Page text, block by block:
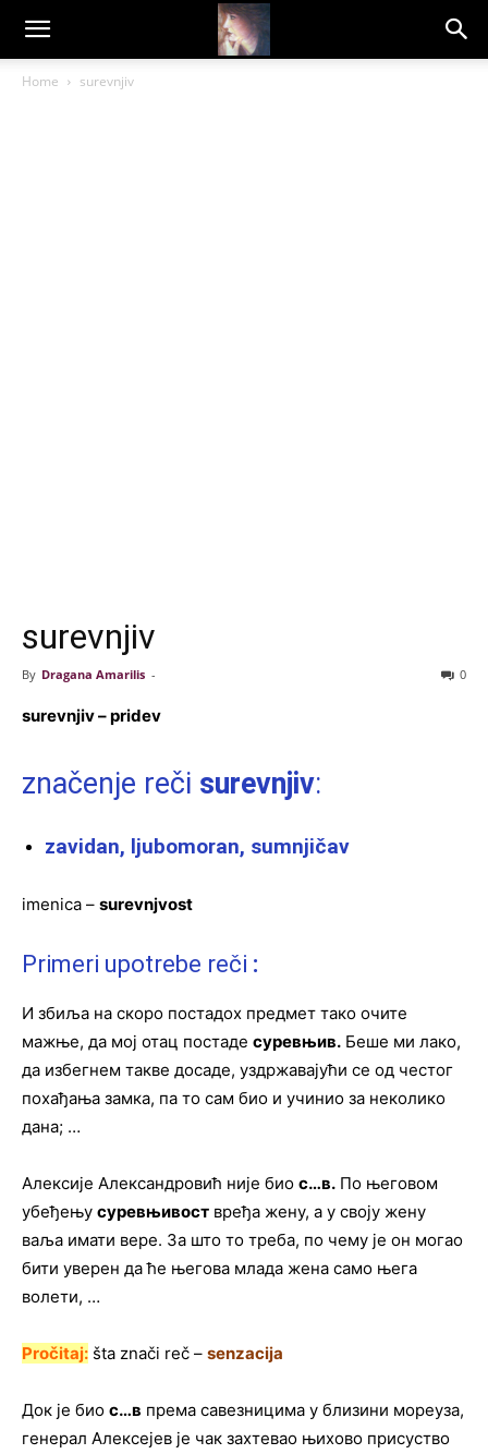
Dragana
Home surevnjiv
surevnjiv
By Dragana Amarilis - 0
surevnjiv – pridev
značenje reči surevnjiv:
zavidan, ljubomoran, sumnjičav
imenica – surevnjvost
Primeri upotrebe reči :
И збиља на скоро постадох предмет тако очите
мажње, да мој отац постаде суревњив. Беше ми лако,
да избегнем такве досаде, уздржавајући се од честог
похађања замка, па то сам био и учинио за неколико
дана; …
Алексије Александровић није био с…в. По његовом
убеђењу суревњивост вређа жену, а у своју жену
ваља имати вере. За што то треба, по чему је он могао
бити уверен да ће његова млада жена само њега
волети, …
Pročitaj: šta znači reč – senzacija
Док је био с…в према савезницима у близини мореуза,
генерал Алексејев је чак захтевао њихово присуство